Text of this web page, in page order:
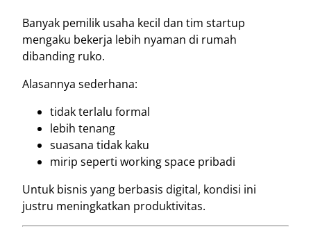
Banyak pemilik usaha kecil dan tim startup
mengaku bekerja lebih nyaman di rumah
dibanding ruko.
Alasannya sederhana:
tidak terlalu formal
lebih tenang
suasana tidak kaku
mirip seperti working space pribadi
Untuk bisnis yang berbasis digital, kondisi ini
justru meningkatkan produktivitas.